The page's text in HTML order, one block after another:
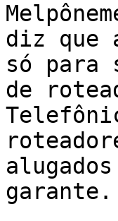
diz que
só para
de
garante.